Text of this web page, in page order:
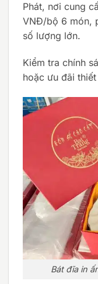
Phát, nơi cung
VNĐ/bộ 6 món,
số lượng lớn.
Kiểm tra chính
hoặc ưu đãi
Bát đĩa in